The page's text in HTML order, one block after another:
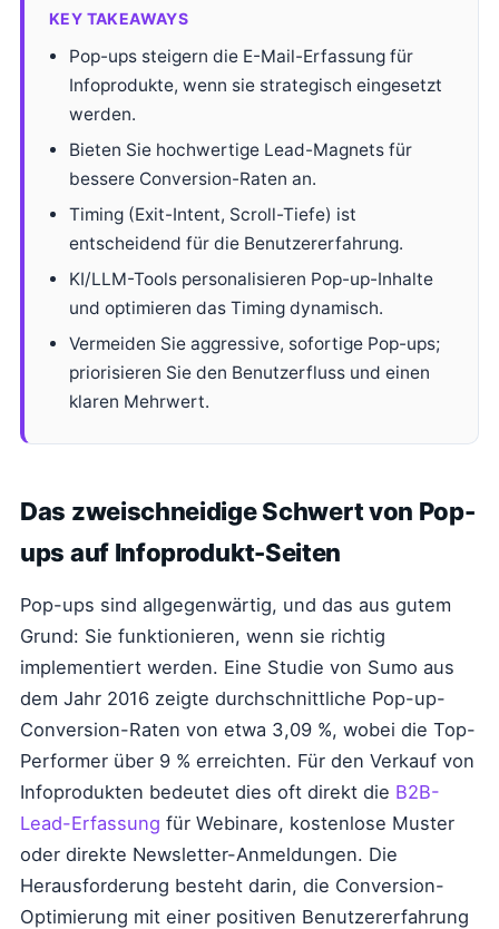
KEY TAKEAWAYS
Pop-ups steigern die E-Mail-Erfassung für
Infoprodukte, wenn sie strategisch eingesetzt
werden.
Bieten Sie hochwertige Lead-Magnets für
bessere Conversion-Raten an.
Timing (Exit-Intent, Scroll-Tiefe) ist
entscheidend für die Benutzererfahrung.
KI/LLM-Tools personalisieren Pop-up-Inhalte
und optimieren das Timing dynamisch.
Vermeiden Sie aggressive, sofortige Pop-ups;
priorisieren Sie den Benutzerfluss und einen
klaren Mehrwert.
Das zweischneidige Schwert von Pop-
ups auf Infoprodukt-Seiten
Pop-ups sind allgegenwärtig, und das aus gutem
Grund: Sie funktionieren, wenn sie richtig
implementiert werden. Eine Studie von Sumo aus
dem Jahr 2016 zeigte durchschnittliche Pop-up-
Conversion-Raten von etwa 3,09 %, wobei die Top-
Performer über 9 % erreichten. Für den Verkauf von
Infoprodukten bedeutet dies oft direkt die B2B-
Lead-Erfassung für Webinare, kostenlose Muster
oder direkte Newsletter-Anmeldungen. Die
Herausforderung besteht darin, die Conversion-
Optimierung mit einer positiven Benutzererfahrung